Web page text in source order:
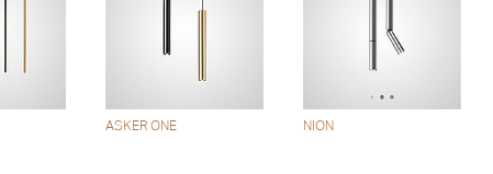
ASKER ONE NION